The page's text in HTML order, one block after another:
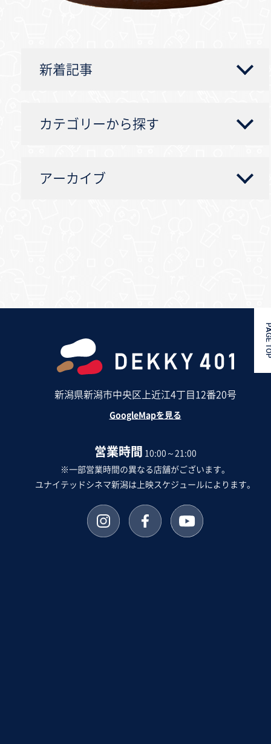
新着記事
カテゴリーから探す
アーカイブ
新潟県新潟市中央区上近江4丁目12番20号
GoogleMapを見る
営業時間 10:00～21:00
※一部営業時間の異なる店舗がございます。
ユナイテッドシネマ新潟は上映スケジュールによります。